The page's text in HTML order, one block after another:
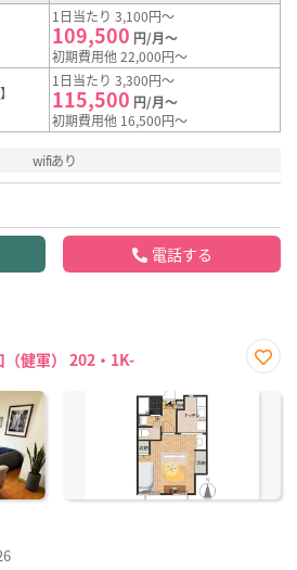
1日当たり 3,100円～
109,500 円/月～
初期費用他 22,000円～
1日当たり 3,300円～
115,500 円/月～
初期費用他 16,500円～
wifiあり
電話する
健軍） 202・1K-
に入